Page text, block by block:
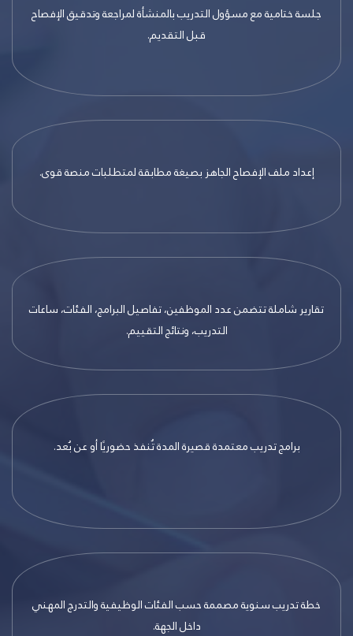
جلسة ختامية مع مسؤول التدريب بالمنشأة لمراجعة وتدقيق الإفصاح
قبل التقديم.
إعداد ملف الإفصاح الجاهز بصيغة مطابقة لمتطلبات منصة قوى.
تقارير شاملة تتضمن عدد الموظفين، تفاصيل البرامج، الفئات، ساعات
التدريب، ونتائج التقييم.
برامج تدريب معتمدة قصيرة المدة تُنفذ حضوريًا أو عن بُعد.
خطة تدريب سنوية مصممة حسب الفئات الوظيفية والتدرج المهني
داخل الجهة.